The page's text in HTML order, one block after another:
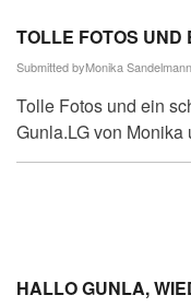
TOLLE FOTOS
Submitted byMonika Sandelmann
Tolle Fotos und ein
Gunla.LG von Monika
HALLO GUNLA,